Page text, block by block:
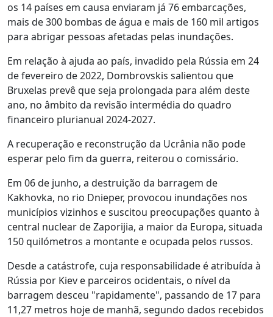
os 14 países em causa enviaram já 76 embarcações,
mais de 300 bombas de água e mais de 160 mil artigos
para abrigar pessoas afetadas pelas inundações.
Em relação à ajuda ao país, invadido pela Rússia em 24
de fevereiro de 2022, Dombrovskis salientou que
Bruxelas prevê que seja prolongada para além deste
ano, no âmbito da revisão intermédia do quadro
financeiro plurianual 2024-2027.
A recuperação e reconstrução da Ucrânia não pode
esperar pelo fim da guerra, reiterou o comissário.
Em 06 de junho, a destruição da barragem de
Kakhovka, no rio Dnieper, provocou inundações nos
municípios vizinhos e suscitou preocupações quanto à
central nuclear de Zaporijia, a maior da Europa, situada
150 quilómetros a montante e ocupada pelos russos.
Desde a catástrofe, cuja responsabilidade é atribuída à
Rússia por Kiev e parceiros ocidentais, o nível da
barragem desceu "rapidamente", passando de 17 para
11,27 metros hoje de manhã, segundo dados recebidos